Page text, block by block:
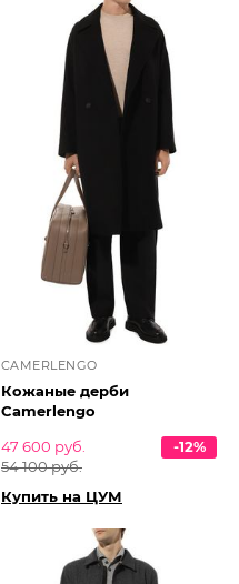
CAMERLENGO
Кожаные дерби
Camerlengo
47 600 руб.
54 100 руб.
-12%
Купить на ЦУМ